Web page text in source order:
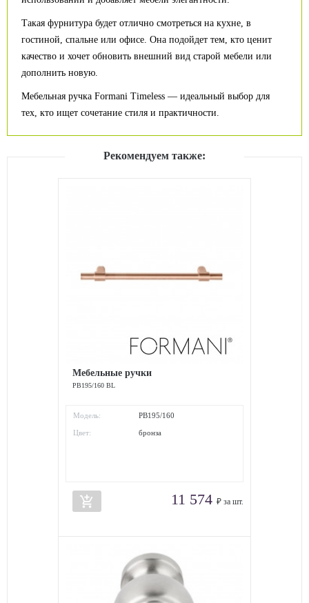
Такая фурнитура будет отлично смотреться на кухне, в
гостиной, спальне или офисе. Она подойдет тем, кто ценит
качество и хочет обновить внешний вид старой мебели или
дополнить новую.
Мебельная ручка Formani Timeless — идеальный выбор для
тех, кто ищет сочетание стиля и практичности.
Рекомендуем также:
Мебельные ручки
PB195/160 BL
Модель: PB195/160
Цвет: бронза
add_shopping_cart 11 574 ₽ за шт.